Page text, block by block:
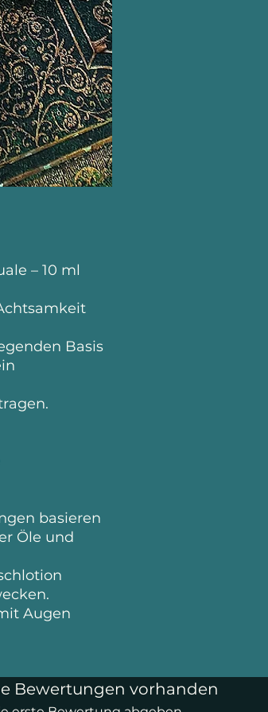
– 10 ml
Basis
basieren
Öle und
Augen
Bewertungen vorhanden